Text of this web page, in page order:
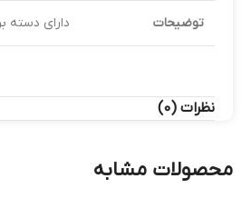
توضیحات دارای دسته
نظرات (0)
محصولات مشابه